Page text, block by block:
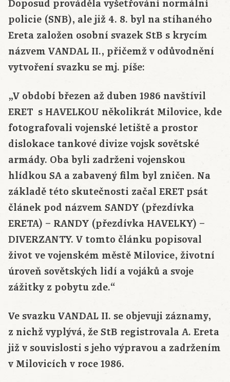
Doposud prováděla vyšetřování normální
policie (SNB), ale již 4. 8. byl na stíhaného
Ereta založen osobní svazek StB s krycím
názvem VANDAL II., přičemž v odůvodnění
vytvoření svazku se mj. píše:
„V období březen až duben 1986 navštívil
ERET s HAVELKOU několikrát Milovice, kde
fotografovali vojenské letiště a prostor
dislokace tankové divize vojsk sovětské
armády. Oba byli zadrženi vojenskou
hlídkou SA a zabavený film byl zničen. Na
základě této skutečnosti začal ERET psát
článek pod názvem SANDY (přezdívka
ERETA) – RANDY (přezdívka HAVELKY) –
DIVERZANTY. V tomto článku popisoval
život ve vojenském městě Milovice, životní
úroveň sovětských lidí a vojáků a svoje
zážitky z pobytu zde.“
Ve svazku VANDAL II. se objevuji záznamy,
z nichž vyplývá, že StB registrovala A. Ereta
již v souvislosti s jeho výpravou a zadržením
v Milovicích v roce 1986.